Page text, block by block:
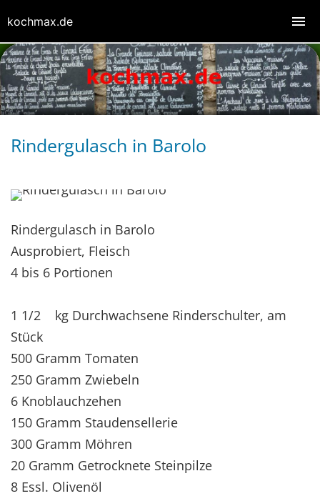
Rindergulasch in Barolo
Rindergulasch in Barolo
Ausprobiert, Fleisch
4 bis 6 Portionen
1 1/2 kg Durchwachsene Rinderschulter, am
Stück
500 Gramm Tomaten
250 Gramm Zwiebeln
6 Knoblauchzehen
150 Gramm Staudensellerie
300 Gramm Möhren
20 Gramm Getrocknete Steinpilze
8 Essl. Olivenöl
kochmax.de